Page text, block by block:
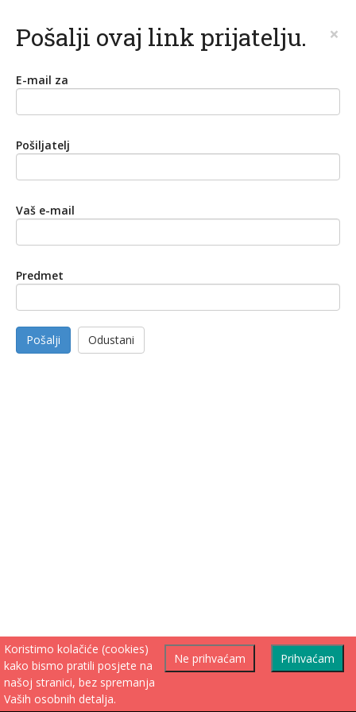
Pošalji ovaj link prijatelju. ×
E-mail za
Pošiljatelj
Vaš e-mail
Predmet
Pošalji Odustani
Prihvaćam
Ne prihvaćam
Koristimo kolačiće (cookies)
kako bismo pratili posjete na
našoj stranici, bez spremanja
Vaših osobnih detalja.